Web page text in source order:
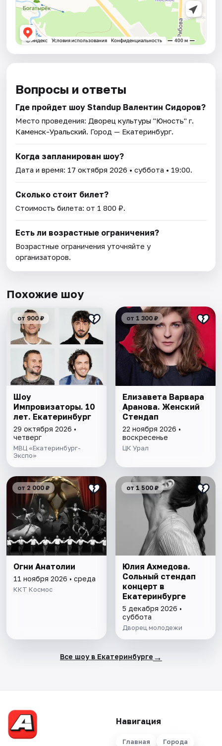
Вопросы и ответы
Где пройдет шоу Standup Валентин Сидоров?
Место проведения: Дворец культуры "Юность" г.
Каменск-Уральский. Город — Екатеринбург.
Когда запланирован шоу?
Дата и время: 17 октября 2026 • суббота • 19:00.
Сколько стоит билет?
Стоимость билета: от 1 800 ₽.
Есть ли возрастные ограничения?
Возрастные ограничения уточняйте у
организаторов.
Похожие шоу
от 900 ₽
Шоу
Импровизаторы. 10
лет. Екатеринбург
29 октября 2026 •
четверг
МВЦ «Екатеринбург-
Экспо»
от 1 300 ₽
Елизавета Варвара
Аранова. Женский
Стендап
22 ноября 2026 •
воскресенье
ЦК Урал
от 2 000 ₽
Огни Анатолии
11 ноября 2026 • среда
ККТ Космос
от 1 500 ₽
Юлия Ахмедова.
Сольный стендап
концерт в
Екатеринбурге
5 декабря 2026 •
суббота
Дворец молодежи
Все шоу в Екатеринбурге →
Навигация
Главная Города